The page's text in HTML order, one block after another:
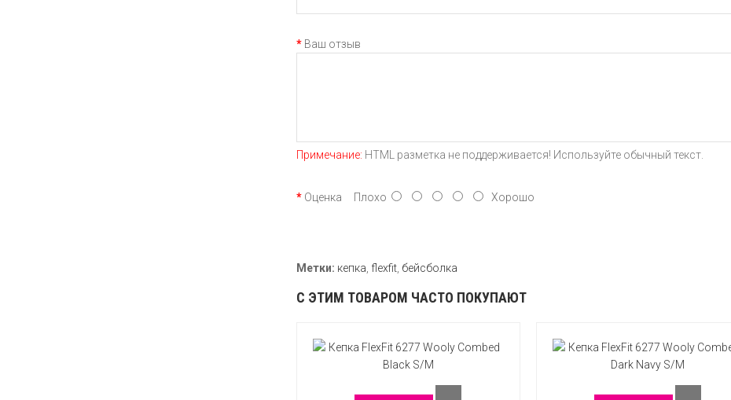
Ваш отзыв
Примечание: HTML разметка не поддерживается! Используйте обычный текст.
Оценка Плохо Хорошо
Метки: кепка flexfit бейсболка
С ЭТИМ ТОВАРОМ ЧАСТО ПОКУПАЮТ